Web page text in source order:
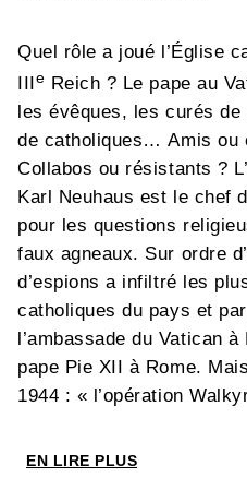
Quel rôle a joué l’Église
IIIe Reich ? Le pape au
les évêques, les curés
de catholiques… Amis ou
Collabos ou résistants ?
Karl Neuhaus est le chef
pour les questions
faux agneaux. Sur ordre
d’espions a infiltré les
catholiques du pays et
l’ambassade du Vatican
pape Pie XII à Rome.
1944 : « l’opération
peu mais ébranle le
EN LIRE PLUS